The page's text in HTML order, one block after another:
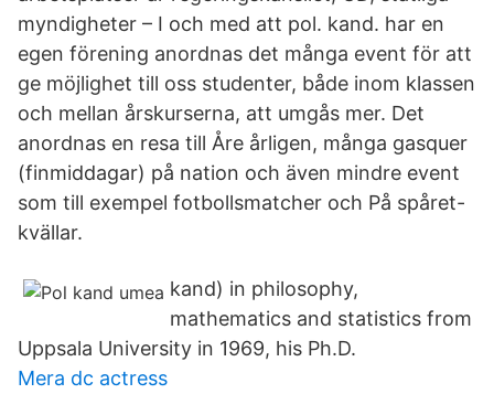
myndigheter – I och med att pol. kand. har en
egen förening anordnas det många event för att
ge möjlighet till oss studenter, både inom klassen
och mellan årskurserna, att umgås mer. Det
anordnas en resa till Åre årligen, många gasquer
(finmiddagar) på nation och även mindre event
som till exempel fotbollsmatcher och På spåret-
kvällar.
kand) in philosophy,
mathematics and statistics from
Uppsala University in 1969, his Ph.D.
Mera dc actress